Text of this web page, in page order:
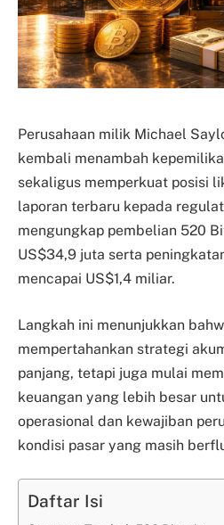
Perusahaan milik Michael
kembali menambah
sekaligus memperkuat posisi
laporan terbaru kepada
mengungkap pembelian 520
US$34,9 juta serta
mencapai US$1,4 miliar.
Langkah ini menunjukkan
mempertahankan strategi
panjang, tetapi juga mulai
keuangan yang lebih besar
operasional dan kewajiban
kondisi pasar yang masih
Daftar Isi